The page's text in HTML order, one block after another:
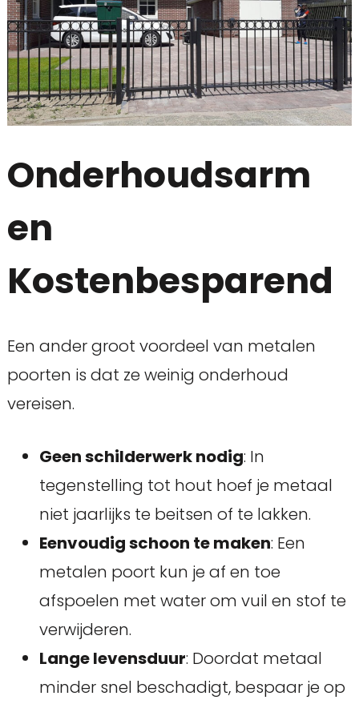
Onderhoudsarm
en
Kostenbesparend
Een ander groot voordeel van metalen
poorten is dat ze weinig onderhoud
vereisen.
Geen schilderwerk nodig: In
tegenstelling tot hout hoef je metaal
niet jaarlijks te beitsen of te lakken.
Eenvoudig schoon te maken: Een
metalen poort kun je af en toe
afspoelen met water om vuil en stof te
verwijderen.
Lange levensduur: Doordat metaal
minder snel beschadigt, bespaar je op